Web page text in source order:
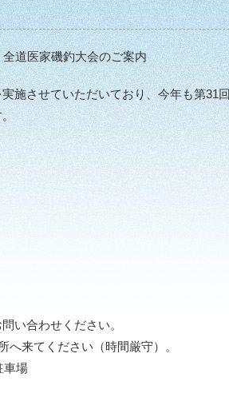
道医家磯釣大会のご案内
させていただいており、今年も第31
い合わせください。
来てください（時間厳守）。
車場